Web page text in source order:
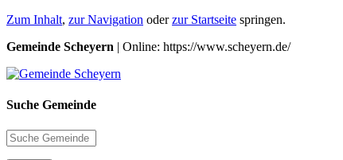
Zum Inhalt, zur Navigation oderzur Startseite springen.
Gemeinde Scheyern | Online: https://www.scheyern.de/
Suche Gemeinde